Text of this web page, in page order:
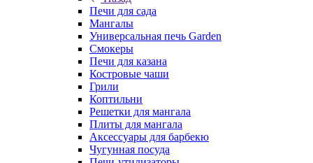
Печи для сада
Мангалы
Универсальная печь Garden
Смокеры
Печи для казана
Костровые чаши
Грили
Коптильни
Решетки для мангала
Плиты для мангала
Аксессуары для барбекю
Чугунная посуда